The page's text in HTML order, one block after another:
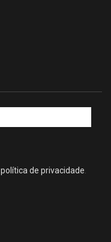
política de privacidade.